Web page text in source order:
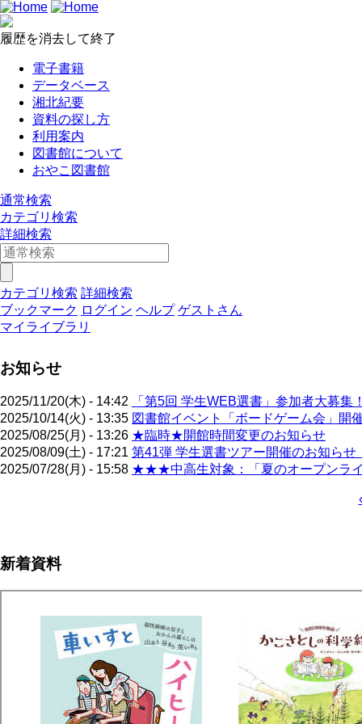
履歴を消去して終了
電子書籍
データベース
湘北紀要
資料の探し方
利用案内
図書館について
おやこ図書館
通常検索
カテゴリ検索
詳細検索
カテゴリ検索 詳細検索
ブックマーク ログイン ヘルプ ゲストさん
マイライブラリ
お知らせ
2025/11/20(木) - 14:42
「第5回 学生WEB選書」参加者大募集
2025/10/14(火) - 13:35 図書館イベント「ボードゲーム会」開
2025/08/25(月) - 13:26 ★臨時★開館時間変更のお知らせ
2025/08/09(土) - 17:21 第41弾 学生選書ツアー開催のお知らせ
2025/07/28(月) - 15:58 ★★★中高生対象：「夏のオープンラ
送
新着資料